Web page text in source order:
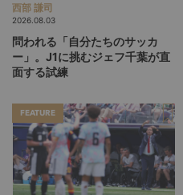
西部 謙司
2026.08.03
問われる「自分たちのサッカ
ー」。J1に挑むジェフ千葉が直
面する試練
FEATURE